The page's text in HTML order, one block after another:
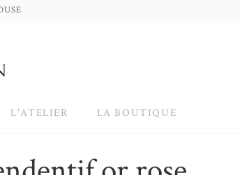
L'ATELIER LA BOUTIQUE